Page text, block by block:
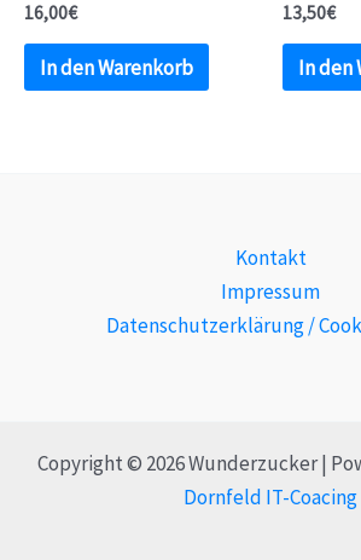
16,00€
In den Warenkorb
13,50€
In den
Kontakt
Impressum
Datenschutzerklärung /
Copyright © 2026 Wunderzucker |
Dornfeld IT-Coacing